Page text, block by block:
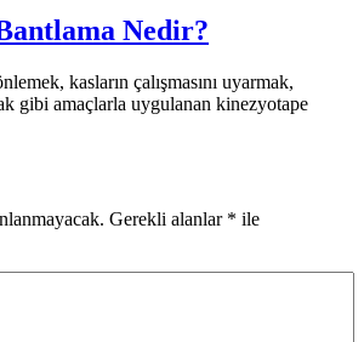
Nedir?
kasların çalışmasını uyarmak,
gibi amaçlarla uygulanan kinezyotape
Gerekli alanlar * ile